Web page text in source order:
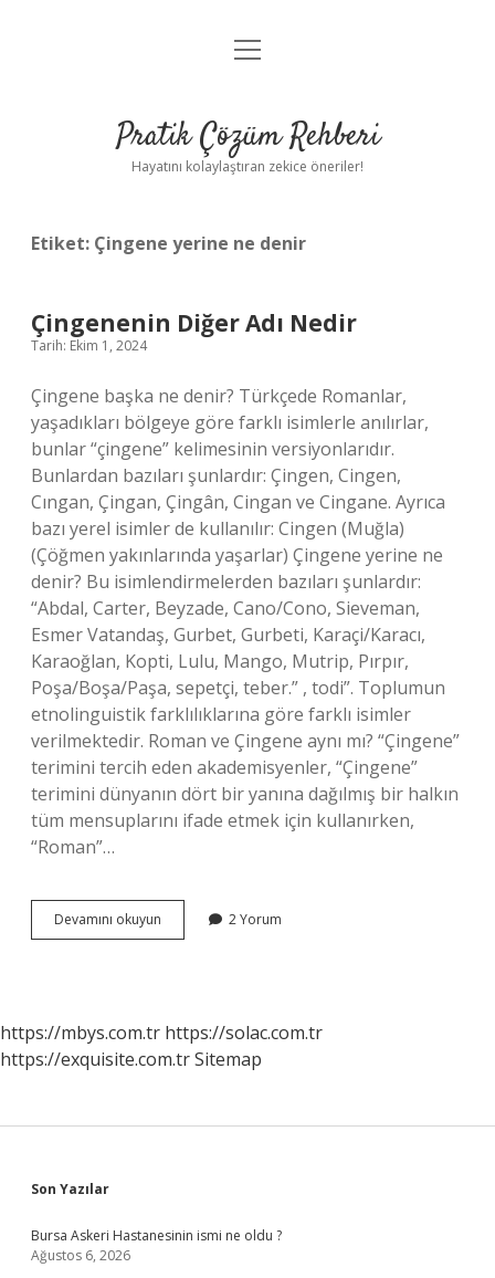
Anasayfa
Yasal Uyarı
menüyü
Pratik Çözüm Rehberi
Hayatını kolaylaştıran zekice öneriler!
Etiket: Çingene yerine ne denir
Çingenenin Diğer Adı Nedir
Tarih: Ekim 1, 2024
Çingene başka ne denir? Türkçede Romanlar,
yaşadıkları bölgeye göre farklı isimlerle anılırlar,
bunlar “çingene” kelimesinin versiyonlarıdır.
Bunlardan bazıları şunlardır: Çingen, Cingen,
Cıngan, Çingan, Çingân, Cingan ve Cingane. Ayrıca
bazı yerel isimler de kullanılır: Cingen (Muğla)
(Çöğmen yakınlarında yaşarlar) Çingene yerine ne
denir? Bu isimlendirmelerden bazıları şunlardır:
“Abdal, Carter, Beyzade, Cano/Cono, Sieveman,
Esmer Vatandaş, Gurbet, Gurbeti, Karaçi/Karacı,
Karaoğlan, Kopti, Lulu, Mango, Mutrip, Pırpır,
Poşa/Boşa/Paşa, sepetçi, teber.” , todi”. Toplumun
etnolinguistik farklılıklarına göre farklı isimler
verilmektedir. Roman ve Çingene aynı mı? “Çingene”
terimini tercih eden akademisyenler, “Çingene”
terimini dünyanın dört bir yanına dağılmış bir halkın
tüm mensuplarını ifade etmek için kullanırken,
“Roman”…
Devamını okuyun Çingenenin
Diğer
2 Yorum
https://mbys.com.tr https://solac.com.tr
https://exquisite.com.trSitemap
Sidebar
Son Yazılar
Bursa Askeri Hastanesinin ismi ne oldu ?
Ağustos 6, 2026